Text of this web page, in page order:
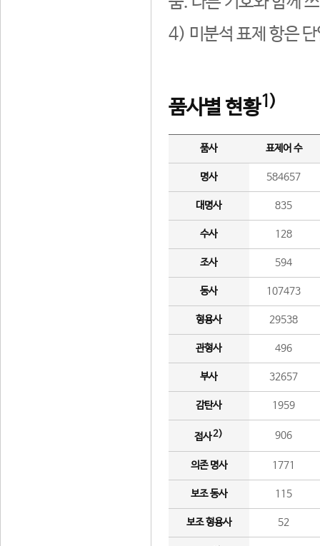
4) 미분석 표제 항은
품사별 현황1)
품사 표제어 수
명사 584657
대명사 835
수사 128
조사 594
동사 107473
형용사 29538
관형사 496
부사 32657
감탄사 1959
접사2) 906
의존 명사 1771
보조 동사 115
보조 형용사 52